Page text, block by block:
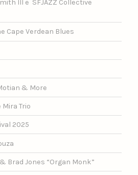
III e SFJAZZ Collective
Cape Verdean Blues
& More
Mira Trio
2025
Brad Jones “Organ Monk”